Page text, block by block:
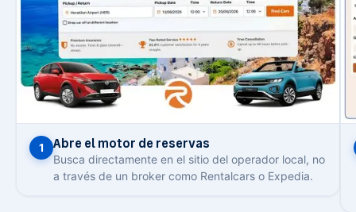
1 Abre el motor de reservas
Busca directamente en el sitio del operador local, no
a través de un broker como Rentalcars o Expedia.